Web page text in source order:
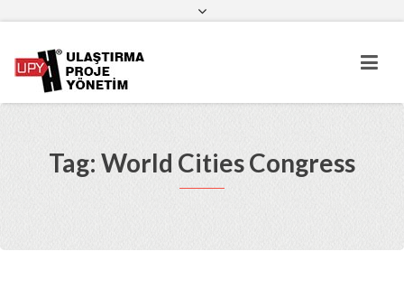
LinkedIn
Tag: World Cities Congress